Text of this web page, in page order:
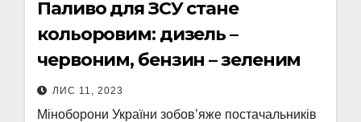
Паливо для ЗСУ стане
кольоровим: дизель –
червоним, бензин – зеленим
ЛИС 11, 2023
Міноборони України зобов’яже постачальників